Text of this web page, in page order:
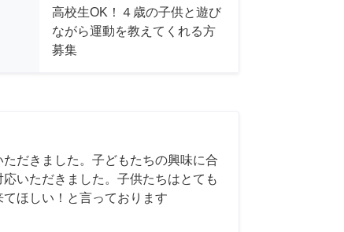
高校生OK！４歳の子供と遊び
ながら運動を教えてくれる方
募集
だきました。子どもたちの興味に合
いただきました。子供たちはとても
ほしい！と言っております